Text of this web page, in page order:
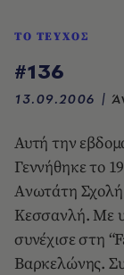
ΤΟ ΤΕΥΧΟΣ
#136
13.09.2006 |
Αυτή την
Γεννήθηκε το
Aνωτάτη
Kεσσανλή. Με
συνέχισε στη
Bαρκελώνης.